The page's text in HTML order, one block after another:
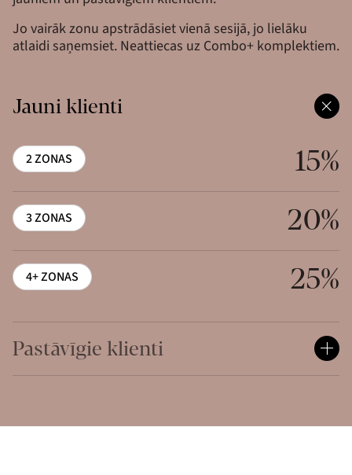
Jo vairāk zonu apstrādāsiet vienā sesijā, jo lielāku
atlaidi saņemsiet. Neattiecas uz Combo+ komplektiem.
Jauni klienti
2 ZONAS 15%
3 ZONAS 20%
4+ ZONAS 25%
Pastāvīgie klienti